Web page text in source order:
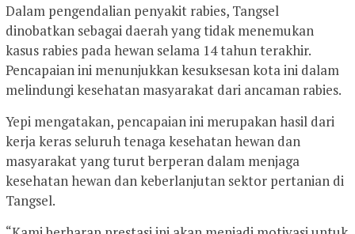
Dalam pengendalian penyakit rabies, Tangsel
dinobatkan sebagai daerah yang tidak menemukan
kasus rabies pada hewan selama 14 tahun terakhir.
Pencapaian ini menunjukkan kesuksesan kota ini dalam
melindungi kesehatan masyarakat dari ancaman rabies.
Yepi mengatakan, pencapaian ini merupakan hasil dari
kerja keras seluruh tenaga kesehatan hewan dan
masyarakat yang turut berperan dalam menjaga
kesehatan hewan dan keberlanjutan sektor pertanian di
Tangsel.